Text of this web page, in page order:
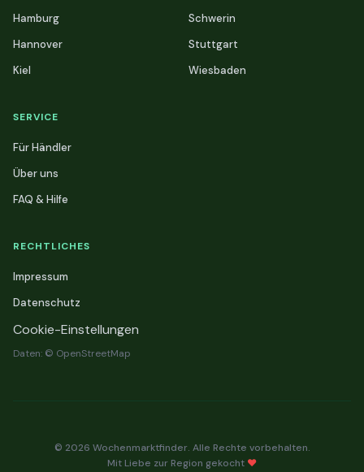
Hamburg
Hannover
Kiel
Schwerin
Stuttgart
Wiesbaden
SERVICE
Für Händler
Über uns
FAQ & Hilfe
RECHTLICHES
Impressum
Datenschutz
Cookie-Einstellungen
Daten: © OpenStreetMap
© 2026 Wochenmarktfinder. Alle Rechte vorbehalten.
Mit Liebe zur Region gekocht ❤